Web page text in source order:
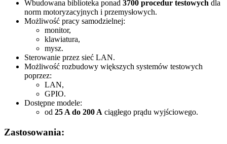
Wbudowana biblioteka ponad 3700 procedur testowych dla
norm motoryzacyjnych i przemysłowych.
Możliwość pracy samodzielnej:
monitor,
klawiatura,
mysz.
Sterowanie przez sieć LAN.
Możliwość rozbudowy większych systemów testowych
poprzez:
LAN,
GPIO.
Dostępne modele:
od 25 A do 200 A ciągłego prądu wyjściowego.
Zastosowania: